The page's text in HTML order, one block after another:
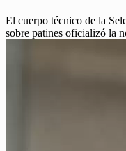
El cuerpo técnico de la
sobre patines oficializó la